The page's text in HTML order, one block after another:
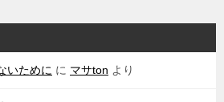
いために に マサton より